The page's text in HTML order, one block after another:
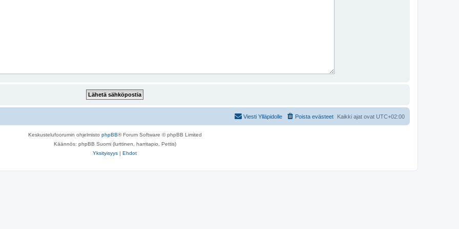
Kaikki ajat ovat UTC+02:00
Poista evästeet
Viesti Ylläpidolle
Keskustelufoorumin ohjelmisto phpBB® Forum Software © phpBB Limited
Käännös: phpBB Suomi (lurttinen, harritapio, Pettis)
Yksityisyys | Ehdot